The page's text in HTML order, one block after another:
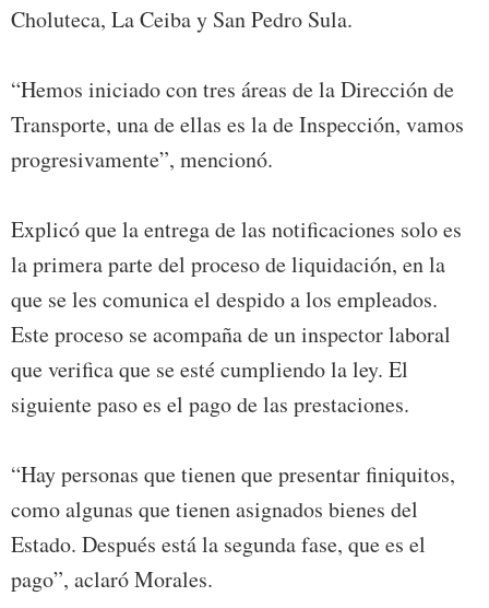
Choluteca, La Ceiba y San Pedro Sula.
“Hemos iniciado con tres áreas de la Dirección de
Transporte, una de ellas es la de Inspección, vamos
progresivamente”, mencionó.
Explicó que la entrega de las notificaciones solo es
la primera parte del proceso de liquidación, en la
que se les comunica el despido a los empleados.
Este proceso se acompaña de un inspector laboral
que verifica que se esté cumpliendo la ley. El
siguiente paso es el pago de las prestaciones.
“Hay personas que tienen que presentar finiquitos,
como algunas que tienen asignados bienes del
Estado. Después está la segunda fase, que es el
pago”, aclaró Morales.